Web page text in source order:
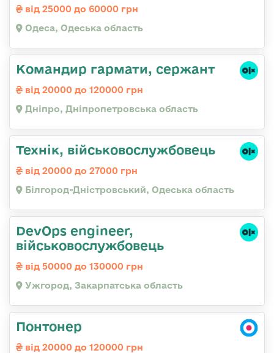
від 25000 до 60000 грн
Одеса, Одеська область
Командир гармати, сержант
від 20000 до 120000 грн
Дніпро, Дніпропетровська область
Технік, військовослужбовець
від 20000 до 27000 грн
Білгород-Дністровський, Одеська область
DevOps engineer,
військовослужбовець
від 50000 до 130000 грн
Ужгород, Закарпатська область
Понтонер
від 20000 до 120000 грн